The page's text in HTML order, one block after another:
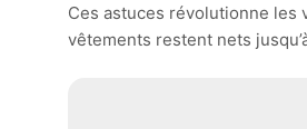
Ces astuces révolutionne les
vêtements restent nets